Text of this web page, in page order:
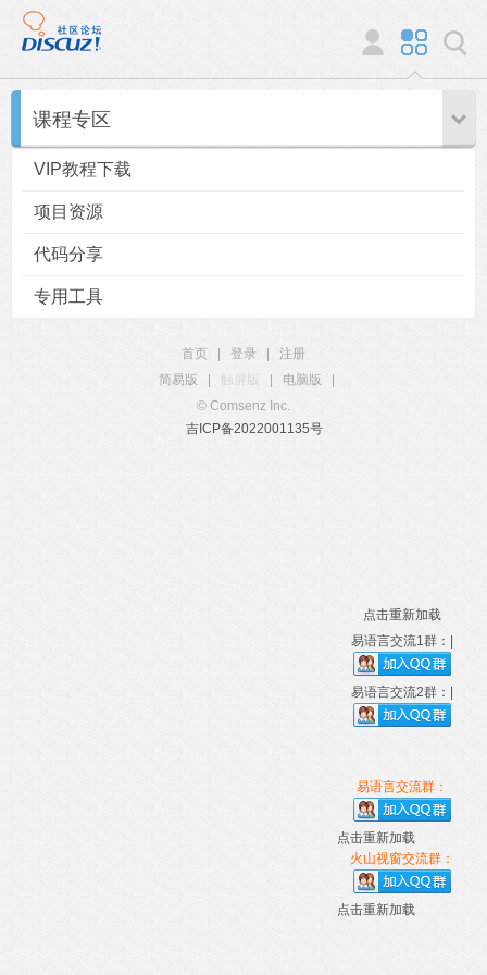
课程专区
VIP教程下载
项目资源
代码分享
专用工具
点击重新加载
易语言交流1群：|
易语言交流2群：|
易语言交流群：
点击重新加载
火山视窗交流群：
点击重新加载
首页 登录
注册
简易版
触屏版 电脑版
© Comsenz Inc.
吉ICP备2022001135号